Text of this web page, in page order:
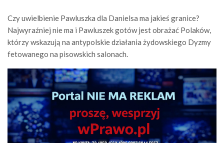
Czy uwielbienie Pawluszka dla Danielsa ma jakieś granice?
Najwyraźniej nie ma i Pawluszek gotów jest obrażać Polaków,
którzy wskazują na antypolskie działania żydowskiego Dyzmy
fetowanego na pisowskich salonach.